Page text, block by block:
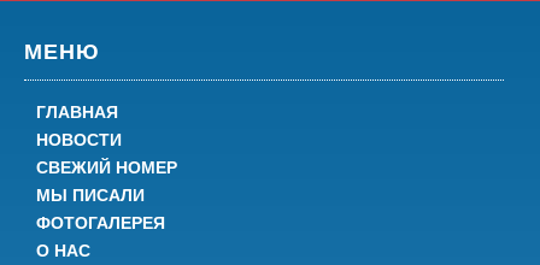
МЕНЮ
ГЛАВНАЯ
НОВОСТИ
СВЕЖИЙ НОМЕР
МЫ ПИСАЛИ
ФОТОГАЛЕРЕЯ
О НАС